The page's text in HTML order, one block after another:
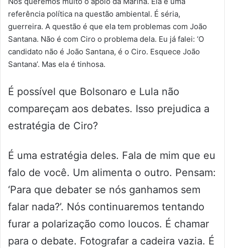
referência política na questão ambiental. É séria,
guerreira. A questão é que ela tem problemas com João
Santana. Não é com Ciro o problema dela. Eu já falei: ‘O
candidato não é João Santana, é o Ciro. Esquece João
Santana’. Mas ela é tinhosa.
É possível que Bolsonaro e Lula não
compareçam aos debates. Isso prejudica a
estratégia de Ciro?
É uma estratégia deles. Fala de mim que eu
falo de você. Um alimenta o outro. Pensam:
‘Para que debater se nós ganhamos sem
falar nada?’. Nós continuaremos tentando
furar a polarização como loucos. É chamar
para o debate. Fotografar a cadeira vazia. É